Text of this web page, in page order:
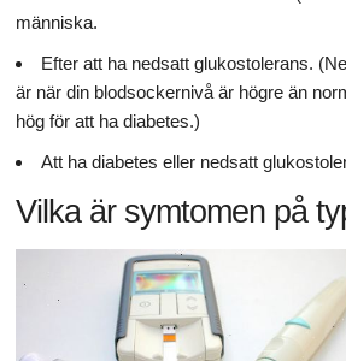
människa.
Efter att ha nedsatt glukostolerans.
är när din blodsockernivå är högre än
hög för att ha diabetes.)
Att ha diabetes eller nedsatt
Vilka är symtomen på